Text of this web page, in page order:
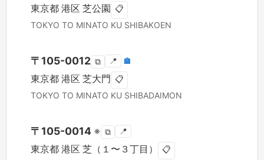
東京都 港区 芝公園 📋
TOKYO TO MINATO KU SHIBAKOEN
〒 105-0012 ⧉ 📍 🏣
東京都 港区 芝大門 📋
TOKYO TO MINATO KU SHIBADAIMON
〒 105-0014 ※ ⧉ 📍
東京都 港区 芝（１〜３丁目） 📋